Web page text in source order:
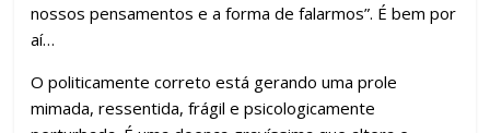
nossos pensamentos e a forma de falarmos”. É bem por
aí…
O politicamente correto está gerando uma prole
mimada, ressentida, frágil e psicologicamente